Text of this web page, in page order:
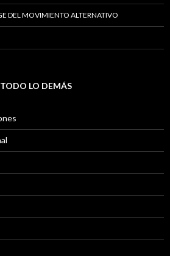
DEL MOVIMIENTO ALTERNATIVO
LO DEMÁS